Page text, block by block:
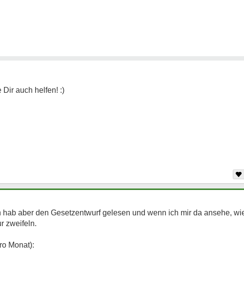
aber den Gesetzentwurf gelesen und wenn ich mir da ansehe,
zweifeln.
Monat):